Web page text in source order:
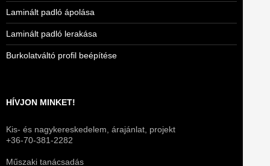
Laminált padló ápolása
Laminált padló lerakása
Burkolatváltó profil beépítése
HÍVJON MINKET!
Kis- és nagykereskedelem, árajánlat, projekt
+36-70-381-2282
Műszaki tanácsadás